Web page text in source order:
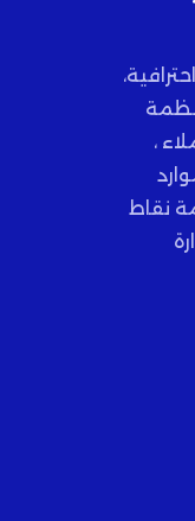
،
نقاط